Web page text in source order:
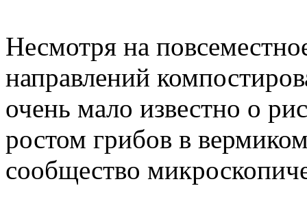
Несмотря на
направлений
очень мало известно о
ростом грибов в
сообщество